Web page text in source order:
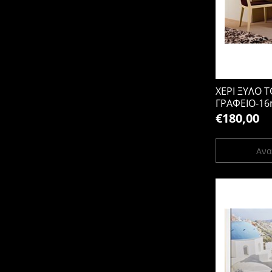
ΧΕΡΙ ΞΥΛΟ
ΓΡΑΦΕΙΟ-
€180,00